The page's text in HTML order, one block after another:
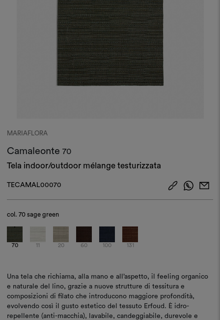
MARIAFLORA
Camaleonte70
Tela indoor/outdoor mélange testurizzata
TECAMAL00070
col.70 sage green
70 11 20 60 100 131
Una tela che richiama, alla mano e all’aspetto, il feeling organico
e naturale del lino, grazie a nuove strutture di tessitura e
composizioni di filato che introducono maggiore profondità,
evolvendo così il gusto estetico del tessuto Erfoud. È idro-
repellente (anti-macchia), lavabile, candeggiabile, durevole e